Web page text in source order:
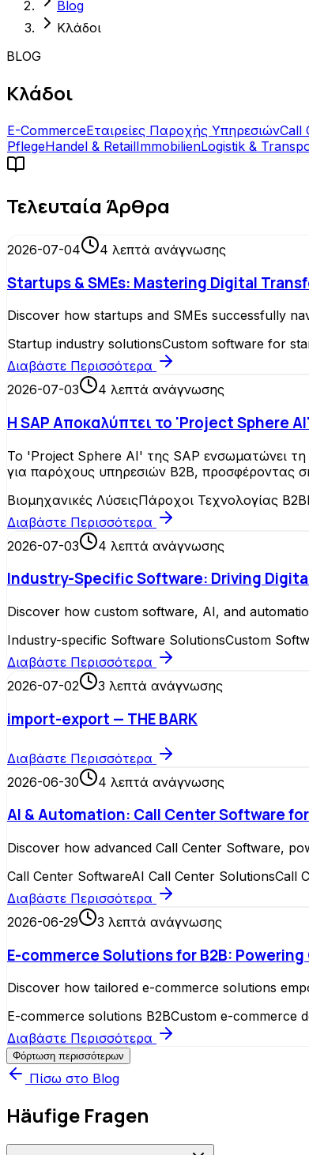
Blog
Κλάδοι
BLOG
Κλάδοι
E-CommerceΕταιρείες Παροχής ΥπηρεσιώνCall
PflegeHandel & RetailImmobilienLogistik &
Τελευταία Άρθρα
2026-07-04 4 λεπτά ανάγνωσης
Startups & SMEs: Mastering Digital
Discover how startups and SMEs successfully
Startup industry solutionsCustom software for
Διαβάστε Περισσότερα
2026-07-03
4 λεπτά ανάγνωσης
Η SAP Αποκαλύπτει το 'Project Sphere
Το 'Project Sphere AI' της SAP ενσωματώνει
για παρόχους υπηρεσιών B2B, προσφέροντας
Βιομηχανικές ΛύσειςΠάροχοι Τεχνολογίας B2B
Διαβάστε Περισσότερα
2026-07-03
4 λεπτά ανάγνωσης
Industry-Specific Software: Driving
Discover how custom software, AI, and
Industry-specific Software SolutionsCustom
Διαβάστε Περισσότερα
2026-07-02
3 λεπτά ανάγνωσης
import-export — THE BARK
Διαβάστε Περισσότερα
2026-06-30
4 λεπτά ανάγνωσης
AI & Automation: Call Center Software
Discover how advanced Call Center Software,
Call Center SoftwareAI Call Center SolutionsCall
Διαβάστε Περισσότερα
2026-06-29
3 λεπτά ανάγνωσης
E-commerce Solutions for B2B:
Discover how tailored e-commerce solutions
E-commerce solutions B2BCustom e-commerce
Διαβάστε Περισσότερα
Φόρτωση περισσότερων
Πίσω στο Blog
Häufige Fragen